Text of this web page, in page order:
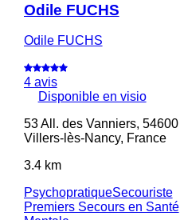
Odile FUCHS
Odile FUCHS
4 avis
Disponible en visio
53 All. des Vanniers, 54600
Villers-lès-Nancy, France
3.4 km
PsychopratiqueSecouriste
Premiers Secours en Santé